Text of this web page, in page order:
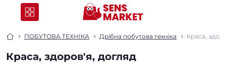
ПОБУТОВА ТЕХНІКА Дрібна побутова техніка Краса,
Краса, здоров'я, догляд